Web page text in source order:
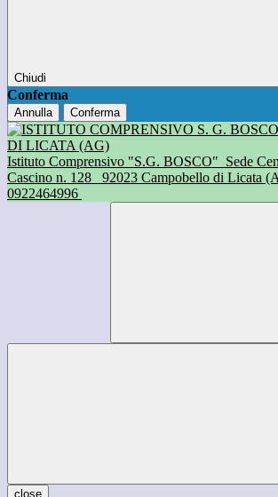
Chiudi
Conferma
Annulla Conferma
Istituto Comprensivo "S.G. BOSCO" Sede
Cascino n. 128
92023 Campobello di Licata
0922464996
close